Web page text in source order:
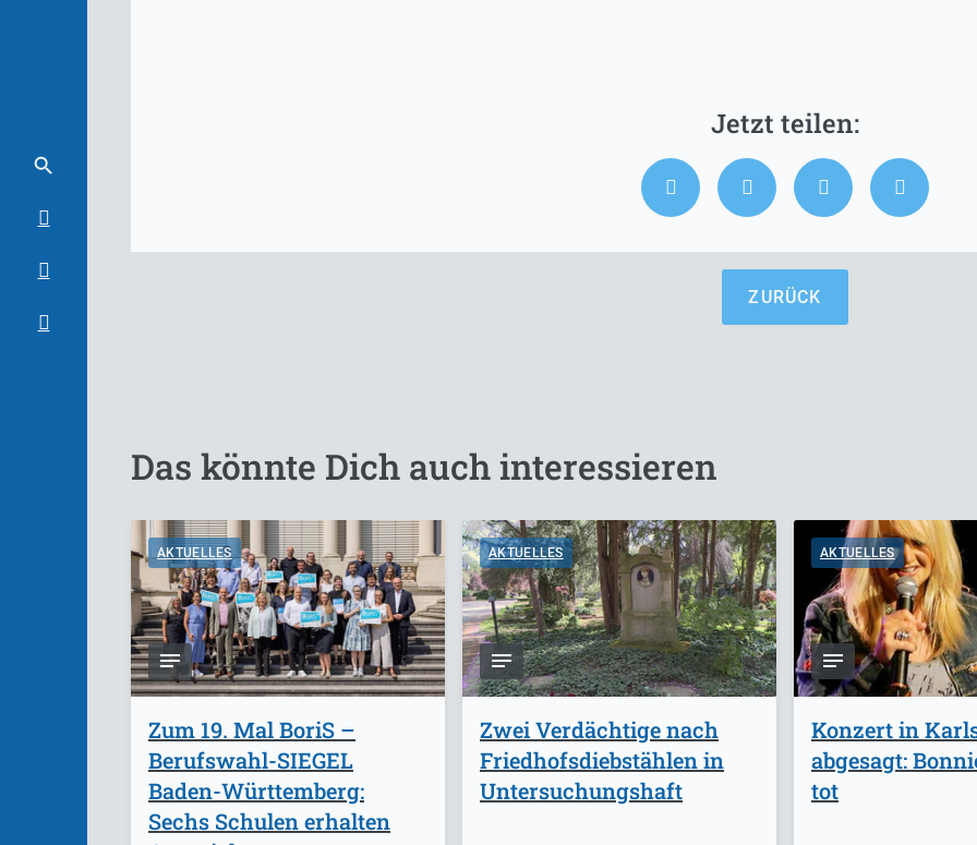
ZURÜCK
Das könnte Dich auch interessieren
AKTUELLES
Zum 19. Mal BoriS –
Berufswahl-SIEGEL
Baden-Württemberg:
Sechs Schulen erhalten
AKTUELLES
Zwei Verdächtige nach
Friedhofsdiebstählen in
Untersuchungshaft
AKTUELLES
Konzert in
abgesagt:
tot